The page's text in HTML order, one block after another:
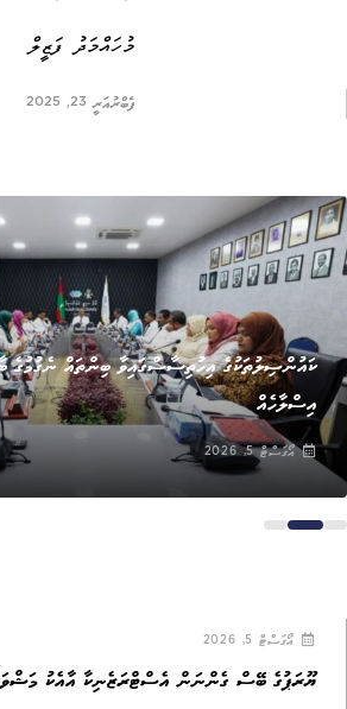
މުހައްމަދު ފަޒީލް
ފެބްރުއަރީ 23, 2025
ކައުންސިލުތަކުގެ އިހުތިސާސްގައިވާ ބިންތައް ނެގުމުގެ
އިސްލާހެއް
އޯގަސްޓް 5, 2026
އޯގަސްޓް 5, 2026
ޔޫރަޕުގެ ބޭސް ގެންނަން އެސްޓްރަޒެނިކާ އާއެކު